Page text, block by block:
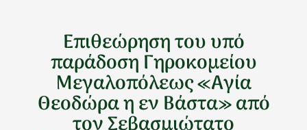
Επιθεώρηση του υπό
παράδοση Γηροκομείου
Μεγαλοπόλεως «Αγία
Θεοδώρα η εν Βάστα» από